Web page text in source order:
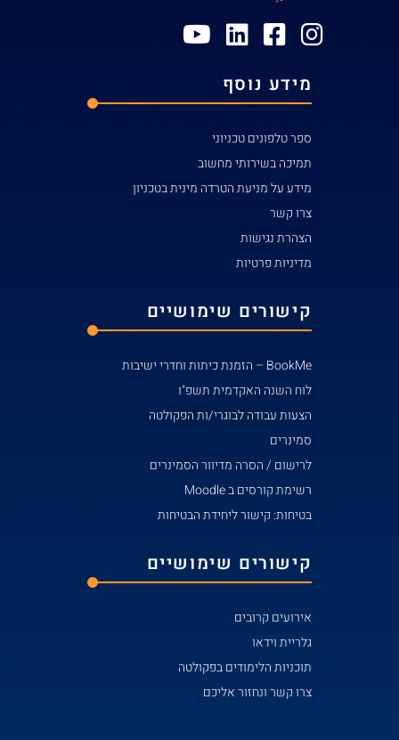
מידע נוסף
ספר טלפונים טכניוני
תמיכה בשירותי מחשוב
מידע על מניעת הטרדה מינית בטכניון
צרו קשר
הצהרת נגישות
מדיניות פרטיות
קישורים שימושיים
BookMe – הזמנת כיתות וחדרי ישיבות
לוח השנה האקדמית תשפ"ו
הצעות עבודה לבוגרי/ות הפקולטה
סמינרים
לרישום / הסרה מדיוור הסמינרים
רשימת קורסים ב Moodle
בטיחות: קישור ליחידת הבטיחות
קישורים שימושיים
אירועים קרובים
גלריית וידאו
תוכניות הלימודים בפקולטה
צרו קשר ונחזור אליכם